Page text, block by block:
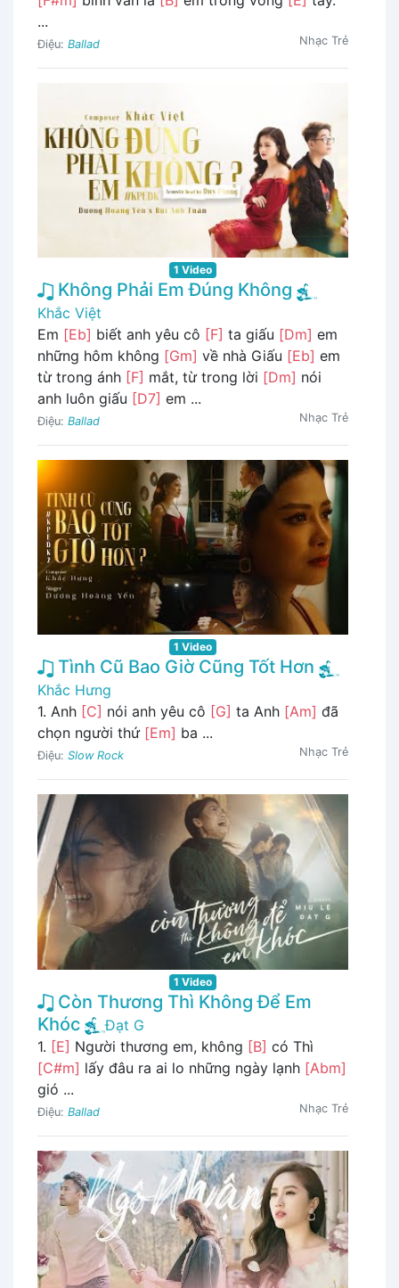
...
Điệu: Ballad Nhạc Trẻ
1 Video
Không Phải Em Đúng Không
Khắc Việt
Em [Eb] biết anh yêu cô [F] ta giấu [Dm] em
những hôm không [Gm] về nhà Giấu [Eb] em
từ trong ánh [F] mắt, từ trong lời [Dm] nói
anh luôn giấu [D7] em ...
Điệu: Ballad Nhạc Trẻ
1 Video
Tình Cũ Bao Giờ Cũng Tốt Hơn
Khắc Hưng
1. Anh [C] nói anh yêu cô [G] ta Anh [Am] đã
chọn người thứ [Em] ba ...
Điệu: Slow Rock Nhạc Trẻ
1 Video
Còn Thương Thì Không Để Em
Khóc
Đạt G
1. [E] Người thương em, không [B] có Thì
[C#m] lấy đâu ra ai lo những ngày lạnh [Abm]
gió ...
Điệu: Ballad Nhạc Trẻ